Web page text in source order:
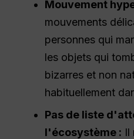
Mouvement
mouvements
personnes qui
les objets qui
bizarres et non
habituellement
Pas de liste
l'écosystème : Il